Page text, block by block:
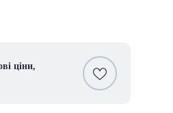
ціни,